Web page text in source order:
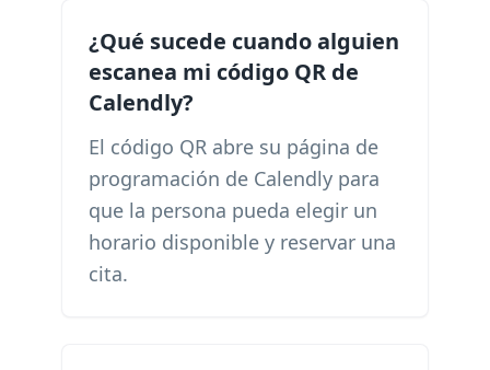
¿Qué sucede cuando alguien
escanea mi código QR de
Calendly?
El código QR abre su página de
programación de Calendly para
que la persona pueda elegir un
horario disponible y reservar una
cita.